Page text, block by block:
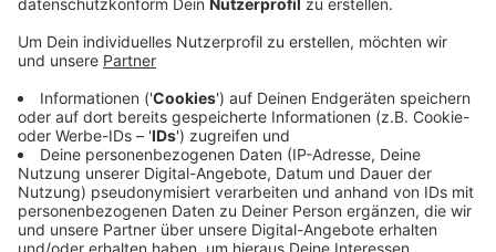
Zuerst wurde die Polizei nach Seeberg gerufen, wo die
gesamte Straße blockiert wurde. Auf der A57 fiel die
Hochzeitsgesellschaft dann durch Überholen auf dem
Standstreifen auf. Die Polizei konnte dem Treiben